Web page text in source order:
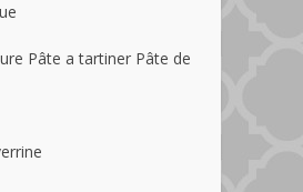
Pâte a tartiner Pâte de